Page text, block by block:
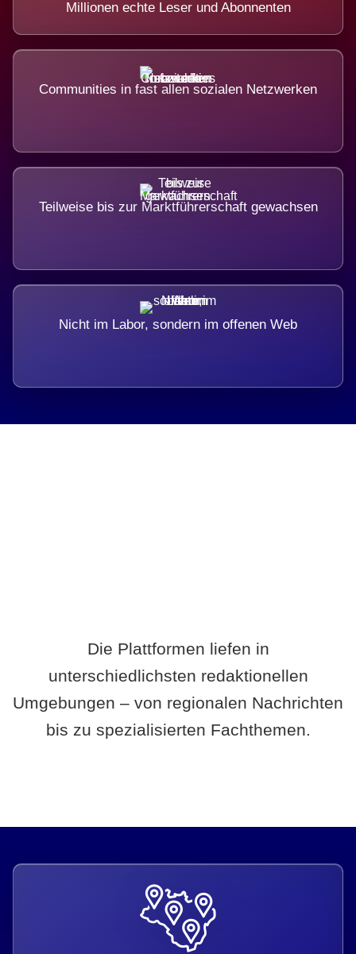
Millionen echte Leser und Abonnenten
Communities in fast allen sozialen Netzwerken
Teilweise bis zur Marktführerschaft gewachsen
Nicht im Labor, sondern im offenen Web
Die Plattformen liefen in
unterschiedlichsten redaktionellen
Umgebungen – von regionalen Nachrichten
bis zu spezialisierten Fachthemen.